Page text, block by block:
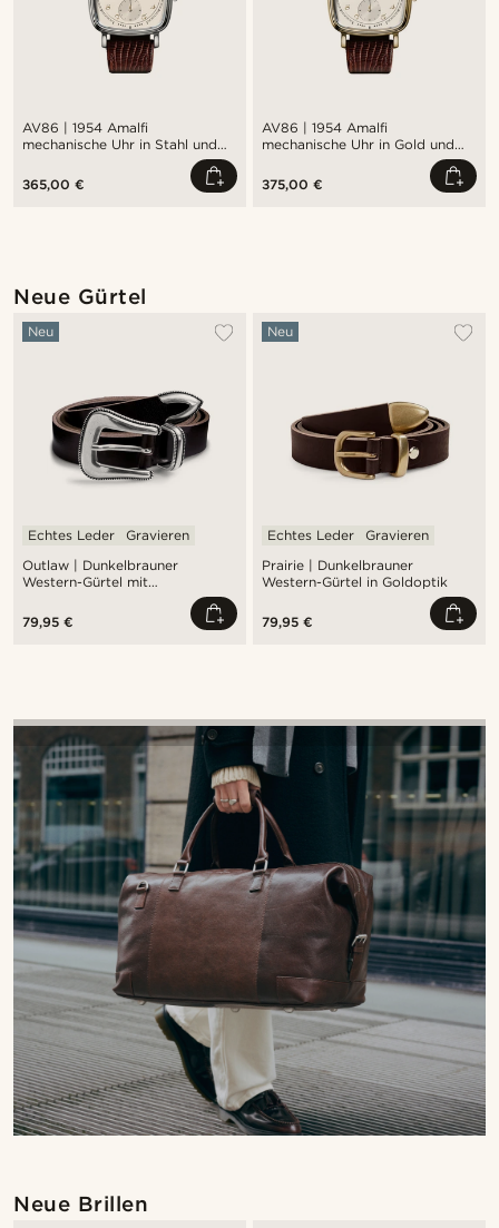
AV86 | 1954 Amalfi
mechanische Uhr in Stahl und
365,00 €
AV86 | 1954 Amalfi
mechanische Uhr in Gold und
375,00 €
Neue Gürtel
Outlaw | Dunkelbrauner
Western-Gürtel mit
Dornschließe in Silberoptik
Neu
Echtes Leder Gravieren
79,95 €
Prairie | Dunkelbrauner
Western-Gürtel in Goldoptik
Neu
Echtes Leder Gravieren
79,95 €
Neue Brillen